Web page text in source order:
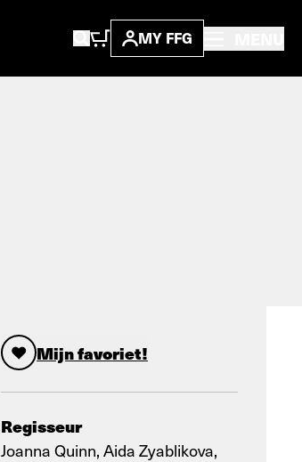
MY FFG
Mijn favoriet!
Regisseur
Joanna Quinn, Aida Zyablikova,